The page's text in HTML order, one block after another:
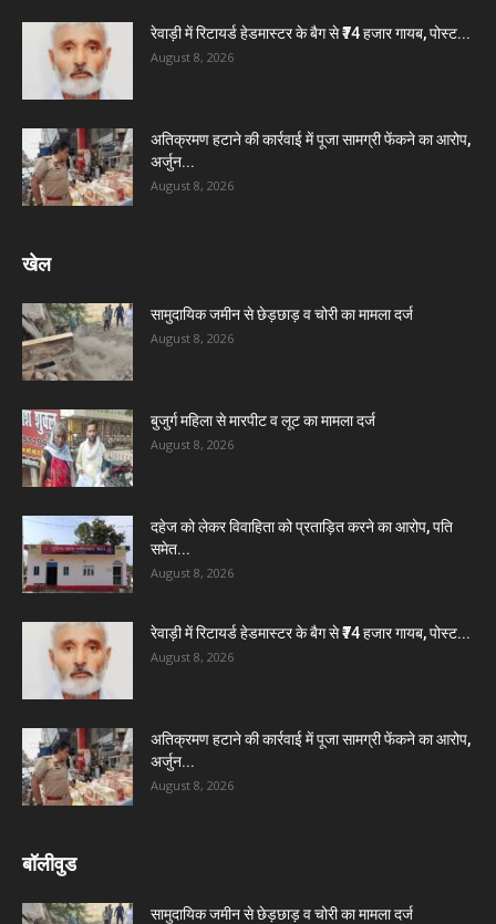
रेवाड़ी में रिटायर्ड हेडमास्टर के बैग से ₹74 हजार गायब, पोस्ट...
August 8, 2026
अतिक्रमण हटाने की कार्रवाई में पूजा सामग्री फेंकने का आरोप,
अर्जुन...
August 8, 2026
खेल
सामुदायिक जमीन से छेड़छाड़ व चोरी का मामला दर्ज
August 8, 2026
बुजुर्ग महिला से मारपीट व लूट का मामला दर्ज
August 8, 2026
दहेज को लेकर विवाहिता को प्रताड़ित करने का आरोप, पति
समेत...
August 8, 2026
रेवाड़ी में रिटायर्ड हेडमास्टर के बैग से ₹74 हजार गायब, पोस्ट...
August 8, 2026
अतिक्रमण हटाने की कार्रवाई में पूजा सामग्री फेंकने का आरोप,
अर्जुन...
August 8, 2026
बॉलीवुड
सामुदायिक जमीन से छेड़छाड़ व चोरी का मामला दर्ज